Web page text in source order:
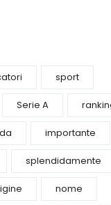
sport
Serie A
importante
splendidamente
nome